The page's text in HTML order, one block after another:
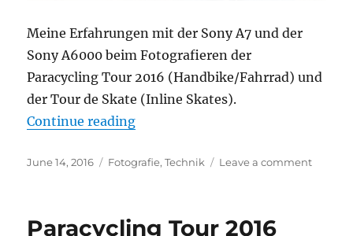
Meine Erfahrungen mit der Sony A7 und der
Sony A6000 beim Fotografieren der
Paracycling Tour 2016 (Handbike/Fahrrad) und
der Tour de Skate (Inline Skates).
Continue reading“Sport-Wettbewerbe mit Sony
Posted
June 14, 2016 Categories
Fotografie,Technik Leave a commenton
Paracycling Tour 2016